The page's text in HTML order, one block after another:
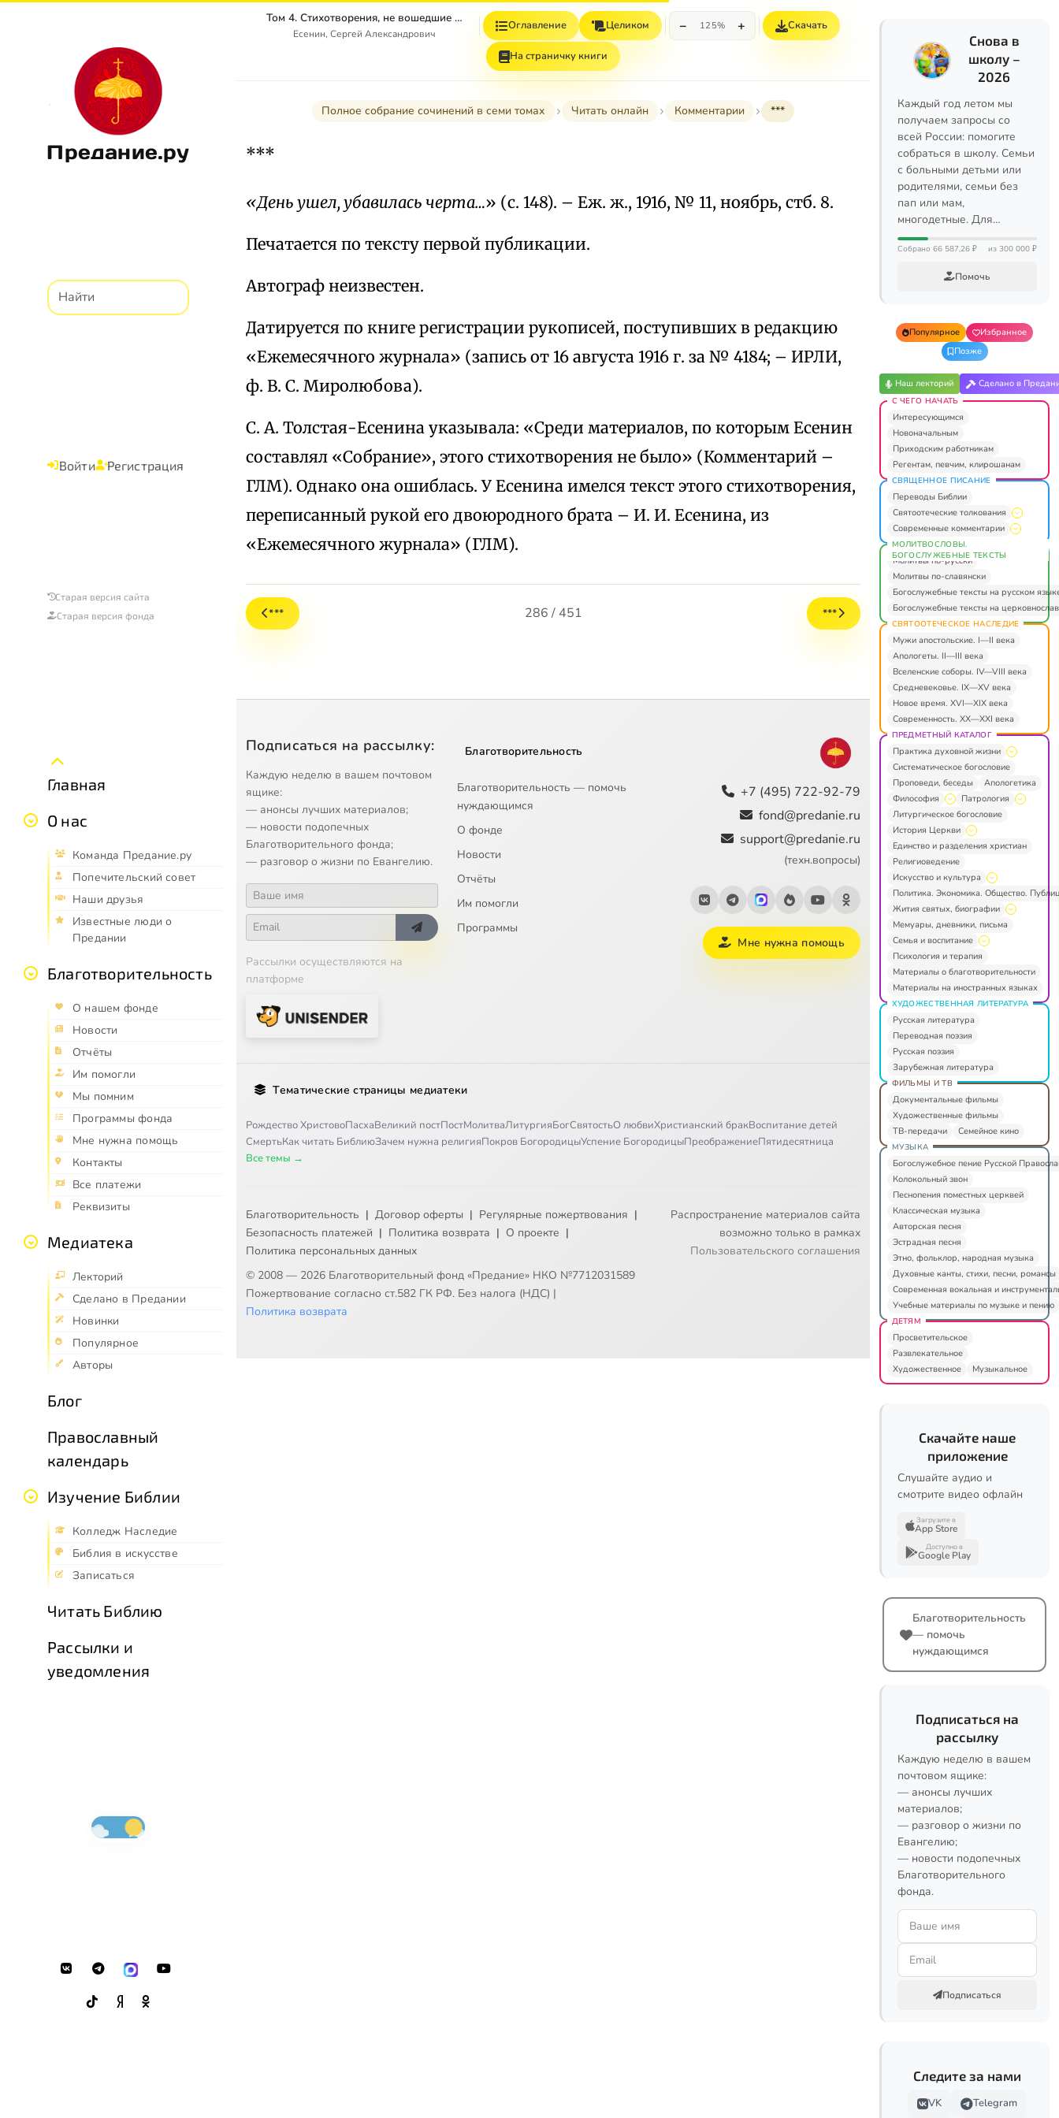
Предание.ру
Войти Регистрация
Старая версия сайта
Старая версия фонда
Главная
О нас
Команда Предание.ру
Попечительский совет
Наши друзья
Известные люди о
Предании
Благотворительность
О нашем фонде
Новости
Отчёты
Им помогли
Мы помним
Программы фонда
Мне нужна помощь
Контакты
Все платежи
Реквизиты
Медиатека
Лекторий
Сделано в Предании
Новинки
Популярное
Авторы
Блог
Православный
календарь
Изучение Библии
Колледж Наследие
Библия в искусстве
Записаться
Читать Библию
Рассылки и
уведомления
Том 4. Стихотворения, не вошедшие в Собрание сочинений
Есенин, Сергей Александрович
Оглавление Целиком − 125% + Скачать
На страничку книги
Полное собрание сочинений в семи томах Читать онлайн Комментарии ***
***
«День ушел, убавилась черта…» (с. 148). – Еж. ж., 1916, № 11, ноябрь, стб. 8.
Печатается по тексту первой публикации.
Автограф неизвестен.
Датируется по книге регистрации рукописей, поступивших в редакцию
«Ежемесячного журнала» (запись от 16 августа 1916 г. за № 4184; – ИРЛИ,
ф. В. С. Миролюбова).
С. А. Толстая-Есенина указывала: «Среди материалов, по которым Есенин
составлял «Собрание», этого стихотворения не было» (Комментарий –
ГЛМ). Однако она ошиблась. У Есенина имелся текст этого стихотворения,
переписанный рукой его двоюродного брата – И. И. Есенина, из
«Ежемесячного журнала» (ГЛМ).
*** 286 / 451 ***
Подписаться на рассылку:
Каждую неделю в вашем почтовом
ящике:
— анонсы лучших материалов;
— новости подопечных
Благотворительного фонда;
— разговор о жизни по Евангелию.
Рассылки осуществляются на
платформе
Благотворительность
Благотворительность — помочь
нуждающимся
О фонде
Новости
Отчёты
Им помогли
Программы
+7 (495) 722-92-79
fond@predanie.ru
support@predanie.ru
(техн.вопросы)
Мне нужна помощь
Тематические страницы медиатеки
Рождество ХристовоПасхаВеликий постПостМолитваЛитургияБогСвятостьО любвиХристианский бракВоспитание детей
СмертьКак читать БиблиюЗачем нужна религияПокров БогородицыУспение БогородицыПреображениеПятидесятница
Все темы →
Благотворительность | Договор оферты | Регулярные пожертвования |
Безопасность платежей | Политика возврата | О проекте |
Политика персональных данных
© 2008 — 2026 Благотворительный фонд «Предание» НКО №7712031589
Пожертвование согласно ст.582 ГК РФ. Без налога (НДС) |
Политика возврата
Распространение материалов сайта
возможно только в рамках
Пользовательского соглашения
Снова в
школу –
2026
Каждый год летом мы
получаем запросы со
всей России: помогите
собраться в школу. Семьи
с больными детьми или
родителями, семьи без
пап или мам,
многодетные. Для…
Собрано 66 587,26 ₽ из 300 000 ₽
Помочь
Популярное
Избранное
Позже
Наш лекторий Сделано в
С ЧЕГО НАЧАТЬ
Интересующимся
Новоначальным
Приходским работникам
Регентам, певчим, клирошанам
СВЯЩЕННОЕ ПИСАНИЕ
Переводы Библии
Святоотеческие толкования
Современные комментарии
МОЛИТВОСЛОВЫ.
БОГОСЛУЖЕБНЫЕ ТЕКСТЫ
Молитвы по-русски
Молитвы по-славянски
Богослужебные тексты на русском
Богослужебные тексты на
СВЯТООТЕЧЕСКОЕ НАСЛЕДИЕ
Мужи апостольские. I—II века
Апологеты. II—III века
Вселенские соборы. IV—VIII века
Средневековье. IX—XV века
Новое время. XVI—XIX века
Современность. XX—XXI века
ПРЕДМЕТНЫЙ КАТАЛОГ
Практика духовной жизни
Систематическое богословие
Проповеди, беседы
Апологетика
Философия
Патрология
Литургическое богословие
История Церкви
Единство и разделения христиан
Религиоведение
Искусство и культура
Политика. Экономика. Общество.
Жития святых, биографии
Мемуары, дневники, письма
Семья и воспитание
Психология и терапия
Материалы о благотворительности
Материалы на иностранных языках
ХУДОЖЕСТВЕННАЯ ЛИТЕРАТУРА
Русская литература
Переводная поэзия
Русская поэзия
Зарубежная литература
ФИЛЬМЫ И ТВ
Документальные фильмы
Художественные фильмы
ТВ-передачи
Семейное кино
МУЗЫКА
Богослужебное пение Русской
Колокольный звон
Песнопения поместных церквей
Классическая музыка
Авторская песня
Эстрадная песня
Этно, фольклор, народная музыка
Духовные канты, стихи, песни, романсы
Современная вокальная и
Учебные материалы по музыке и пению
ДЕТЯМ
Просветительское
Развлекательное
Художественное
Музыкальное
Скачайте наше
приложение
Слушайте аудио и
смотрите видео офлайн
Загрузите в
App Store
Доступно в
Google Play
Благотворительность
— помочь
нуждающимся
Подписаться на
рассылку
Каждую неделю в вашем
почтовом ящике:
— анонсы лучших
материалов;
— разговор о жизни по
Евангелию;
— новости подопечных
Благотворительного
фонда.
Подписаться
Следите за нами
VK Telegram